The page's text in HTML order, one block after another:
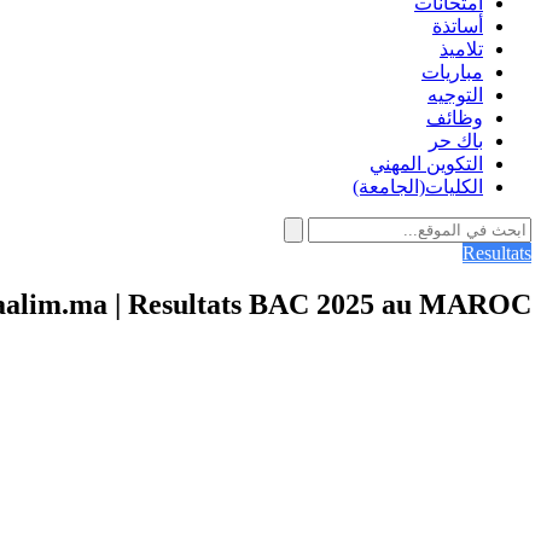
أساتذة
تلاميذ
مباريات
التوجيه
وظائف
باك حر
التكوين المهني
الكليات(الجامعة)
Resultats
| Resultats BAC 2025 au MAROC